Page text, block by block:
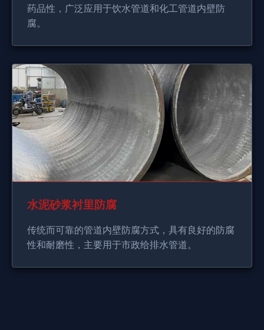
药品性，广泛应用于饮水管道和化工管道内壁防
腐。
水泥砂浆衬里防腐
传统而可靠的管道内壁防腐方式，具有良好的防腐
性和耐磨性，主要用于市政给排水管道。